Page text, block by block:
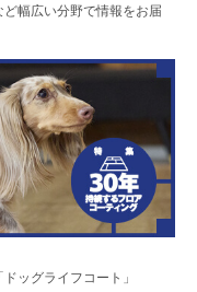
幅広い分野で情報をお届
ッグライフコート」